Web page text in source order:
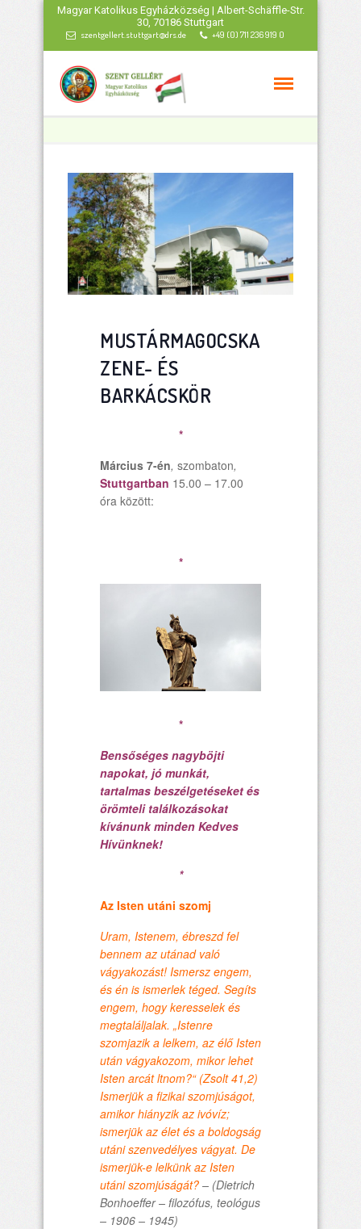
Magyar Katolikus Egyházközség | Albert-Schäffle-Str.
30, 70186 Stuttgart
szentgellert.stuttgart@drs.de +49 (0) 711 236 919 0
MUSTÁRMAGOCSKA
ZENE- ÉS
BARKÁCSKÖR
*
Március 7-én, szombaton,
Stuttgartban 15.00 – 17.00
óra között:
*
*
Bensőséges nagyböjti
napokat, jó munkát,
tartalmas beszélgetéseket és
örömteli találkozásokat
kívánunk minden Kedves
Hívünknek!
*
Az Isten utáni szomj
Uram, Istenem, ébreszd fel
bennem az utánad való
vágyakozást! Ismersz engem,
és én is ismerlek téged. Segíts
engem, hogy keresselek és
megtaláljalak. „Istenre
szomjazik a lelkem, az élő Isten
után vágyakozom, mikor lehet
Isten arcát ltnom?“ (Zsolt 41,2)
Ismerjük a fizikai szomjúságot,
amikor hiányzik az ivóvíz;
ismerjük az élet és a boldogság
utáni szenvedélyes vágyat. De
ismerjük-e lelkünk az Isten
utáni szomjúságát? – (Dietrich
Bonhoeffer – filozófus, teológus
– 1906 – 1945)